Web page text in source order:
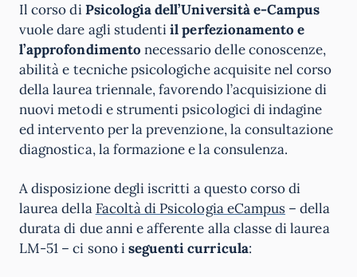
Il corso diPsicologia dell’Università e-Campus
vuole dare agli studentiil perfezionamento e
l’approfondimento necessario delle conoscenze,
abilità e tecniche psicologiche acquisite nel corso
della laurea triennale, favorendo l’acquisizione di
nuovi metodi e strumenti psicologici di indagine
ed intervento per la prevenzione, la consultazione
diagnostica, la formazione e la consulenza.
A disposizione degli iscritti a questo corso di
laurea della Facoltà di Psicologia eCampus – della
durata di due anni e afferente alla classe di laurea
LM-51 – ci sono iseguenticurricula: